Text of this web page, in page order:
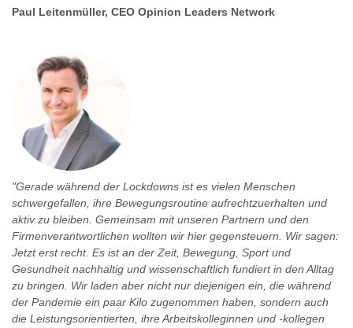
Paul Leitenmüller, CEO Opinion Leaders Network
"Gerade während der Lockdowns ist es vielen Menschen
schwergefallen, ihre Bewegungsroutine aufrechtzuerhalten und
aktiv zu bleiben. Gemeinsam mit unseren Partnern und den
Firmenverantwortlichen wollten wir hier gegensteuern. Wir sagen:
Jetzt erst recht. Es ist an der Zeit, Bewegung, Sport und
Gesundheit nachhaltig und wissenschaftlich fundiert in den Alltag
zu bringen. Wir laden aber nicht nur diejenigen ein, die während
der Pandemie ein paar Kilo zugenommen haben, sondern auch
die Leistungsorientierten, ihre Arbeitskolleginnen und -kollegen